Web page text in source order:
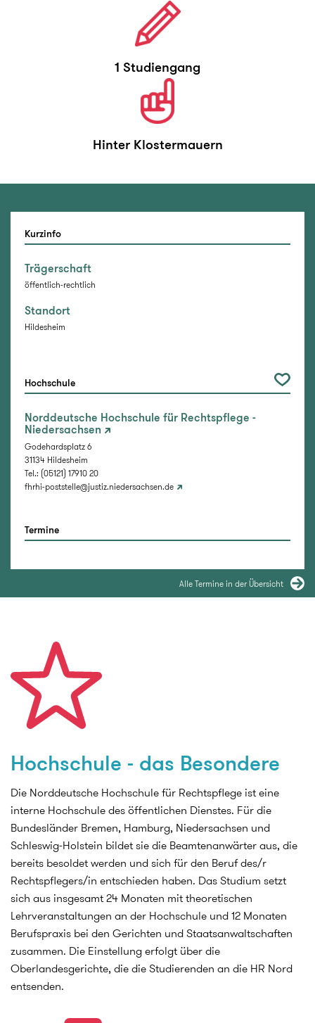
1 Studiengang
Hinter Klostermauern
Kurzinfo
Trägerschaft
öffentlich-rechtlich
Standort
Hildesheim
Hochschule
Norddeutsche Hochschule für Rechtspflege -
Niedersachsen
Godehardsplatz 6
31134 Hildesheim
Tel.: (05121) 17910 20
fhrhi-poststelle@justiz.niedersachsen.de
Termine
Alle Termine in der Übersicht
Hochschule - das Besondere
Die Norddeutsche Hochschule für Rechtspflege ist eine
interne Hochschule des öffentlichen Dienstes. Für die
Bundesländer Bremen, Hamburg, Niedersachsen und
Schleswig-Holstein bildet sie die Beamtenanwärter aus, die
bereits besoldet werden und sich für den Beruf des/r
Rechtspflegers/in entschieden haben. Das Studium setzt
sich aus insgesamt 24 Monaten mit theoretischen
Lehrveranstaltungen an der Hochschule und 12 Monaten
Berufspraxis bei den Gerichten und Staatsanwaltschaften
zusammen. Die Einstellung erfolgt über die
Oberlandesgerichte, die die Studierenden an die HR Nord
entsenden.